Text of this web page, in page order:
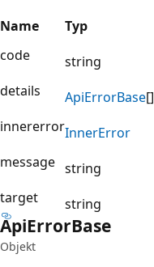
Name
Typ
code
string
details
ApiErrorBase[]
innererrorInnerError
message string
target
string
ApiErrorBase
Objekt